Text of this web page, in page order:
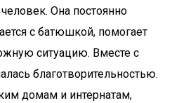
Она постоянно
с батюшкой, помогает
ситуацию. Вместе с
благотворительностью.
домам и интернатам,